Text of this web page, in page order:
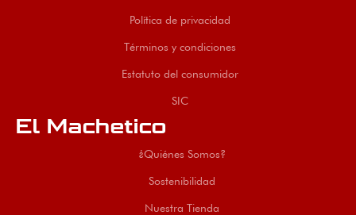
Política de privacidad
Términos y condiciones
Estatuto del consumidor
SIC
El Machetico
¿Quiénes Somos?
Sostenibilidad
Nuestra Tienda